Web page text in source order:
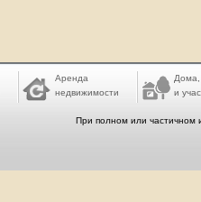
Аренда
недвижимости
Дома,
и
При полном или частичном